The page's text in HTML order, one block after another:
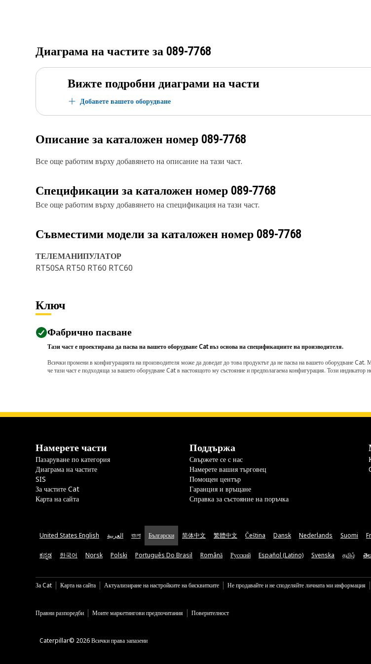
Диаграма на частите за 089-7768
Вижте подробни диаграми на части
Добавете вашето оборудване
Описание за каталожен номер 089-7768
Все още работим върху добавянето на описание на тази част.
Спецификации за каталожен номер 089-7768
Все още работим върху добавянето на спецификация на тази част.
Съвместими модели за каталожен номер 089-7768
ТЕЛЕМАНИПУЛАТОР
RT50SA RT50 RT60 RTC60
Ключ
Фабрично пасване
Тази част е проектирана да пасва на вашето оборудване Cat въз основа на спецификациите на производителя.
Всички промени в конфигурацията на производителя може да доведат до това продуктът да не пасва на вашето оборудване Cat.
че тази част е подходяща за вашето оборудване Cat в настоящото му състояние и предполагаема конфигурация. Този индикатор
Намерете части
Пазаруване по категория
Диаграма на частите
SIS
За частите Cat
Карта на сайта
Поддържа
Свържете се с нас
Намерете вашия търговец
Помощен център
Гаранция и връщане
Справка за състояние на поръчка
United States English العربية বাংলা Български 简体中文 繁體中文 Čeština Dansk Nederlands Suomi
ಕನ್ನಡ 한국어 Norsk Polski Português Do Brasil Română Русский Español (Latino) Svenska தமிழ்
За Cat Карта на сайта Актуализиране на настройките на бисквитките Не продавайте и не споделяйте личната ми информация
Правни разпоредби Моите маркетингови предпочитания Поверителност
Caterpillar© 2026 Всички права запазени